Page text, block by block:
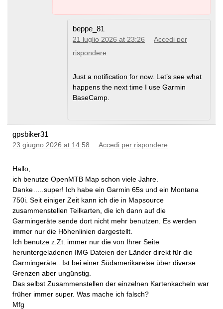
beppe_81
21 luglio 2026 at 23:26
Accedi per
rispondere
Just a notification for now. Let’s see what
happens the next time I use Garmin
BaseCamp.
gpsbiker31
23 giugno 2026 at 14:58 Accedi per rispondere
Hallo,
ich benutze OpenMTB Map schon viele Jahre.
Danke…..super! Ich habe ein Garmin 65s und ein Montana
750i. Seit einiger Zeit kann ich die in Mapsource
zusammenstellen Teilkarten, die ich dann auf die
Garmingeräte sende dort nicht mehr benutzen. Es werden
immer nur die Höhenlinien dargestellt.
Ich benutze z.Zt. immer nur die von Ihrer Seite
heruntergeladenen IMG Dateien der Länder direkt für die
Garmingeräte.. Ist bei einer Südamerikareise über diverse
Grenzen aber ungünstig.
Das selbst Zusammenstellen der einzelnen Kartenkacheln war
früher immer super. Was mache ich falsch?
Mfg